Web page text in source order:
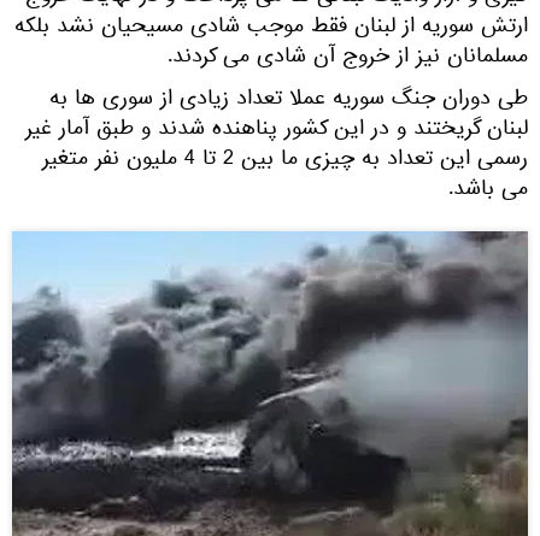
ارتش سوریه از لبنان فقط موجب شادی مسیحیان نشد بلکه
مسلمانان نیز از خروج آن شادی می کردند.
طی دوران جنگ سوریه عملا تعداد زیادی از سوری ها به
لبنان گریختند و در این کشور پناهنده شدند و طبق آمار غیر
رسمی این تعداد به چیزی ما بین 2 تا 4 ملیون نفر متغیر
می باشد.